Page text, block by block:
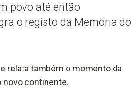
povo até então
o registo da Memória do
relata também o momento da
novo continente.